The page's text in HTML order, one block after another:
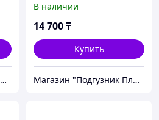
Магазин "Подгузник Плюс"
В наличии
14 700₸
Купить
Магазин "Подгузник Плюс"